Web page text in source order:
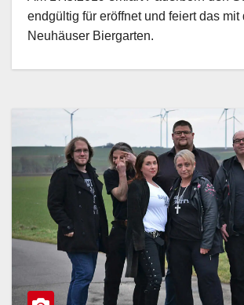
endgültig für eröffnet und feiert das mit
Neuhäuser Biergarten.